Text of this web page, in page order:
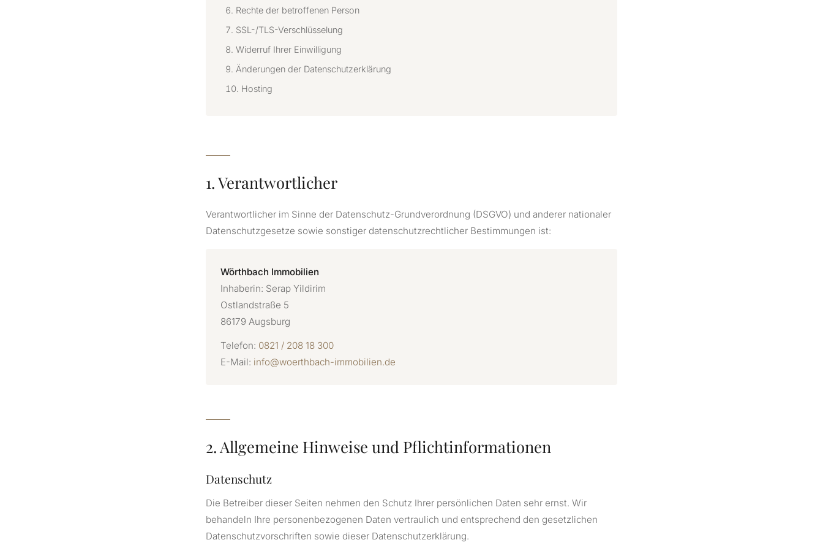
Rechte der betroffenen Person
SSL-/TLS-Verschlüsselung
Widerruf Ihrer Einwilligung
Änderungen der Datenschutzerklärung
Hosting
1. Verantwortlicher
Verantwortlicher im Sinne der Datenschutz-Grundverordnung (DSGVO) und anderer nationaler
Datenschutzgesetze sowie sonstiger datenschutzrechtlicher Bestimmungen ist:
Wörthbach Immobilien
Inhaberin: Serap Yildirim
Ostlandstraße 5
86179 Augsburg
Telefon: 0821 / 208 18 300
E-Mail: info@woerthbach-immobilien.de
2. Allgemeine Hinweise und Pflichtinformationen
Datenschutz
Die Betreiber dieser Seiten nehmen den Schutz Ihrer persönlichen Daten sehr ernst. Wir
behandeln Ihre personenbezogenen Daten vertraulich und entsprechend den gesetzlichen
Datenschutzvorschriften sowie dieser Datenschutzerklärung.